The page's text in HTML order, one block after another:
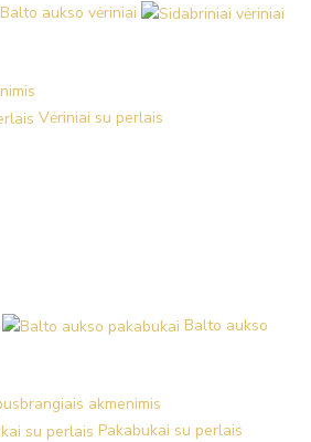
Balto aukso vėriniai
Vėriniai su perlais
Balto aukso
akmenimis
Pakabukai su perlais